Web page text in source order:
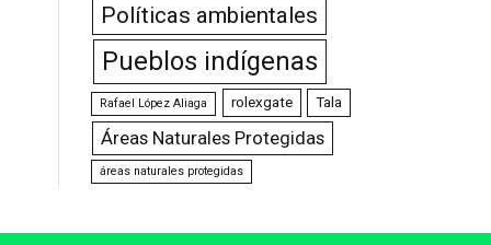
Políticas ambientales
Pueblos indígenas
Rafael López Aliaga rolexgate Tala
Áreas Naturales Protegidas
áreas naturales protegidas